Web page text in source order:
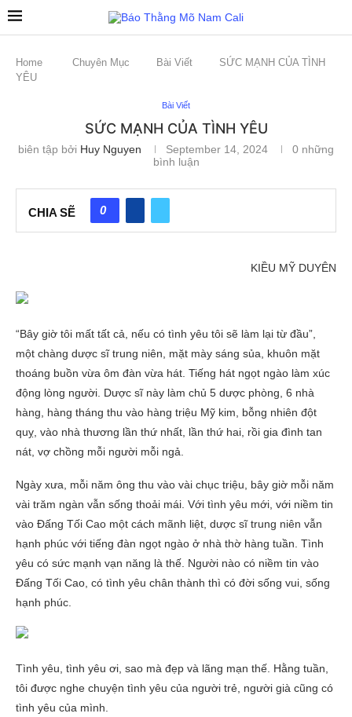
Home Chuyên Mục Bài Viết
SỨC MẠNH CỦA TÌNH
YÊU
Bài Viết
SỨC MẠNH CỦA TÌNH YÊU
biên tập bởi Huy Nguyen September 14, 2024
0 những
bình luận
CHIA SẼ 0
KIỀU MỸ DUYÊN
“Bây giờ tôi mất tất cả, nếu có tình yêu tôi sẽ làm lại từ đầu”,
một chàng dược sĩ trung niên, mặt mày sáng sủa, khuôn mặt
thoáng buồn vừa ôm đàn vừa hát. Tiếng hát ngọt ngào làm xúc
động lòng người. Dược sĩ này làm chủ 5 dược phòng, 6 nhà
hàng, hàng tháng thu vào hàng triệu Mỹ kim, bỗng nhiên đột
quỵ, vào nhà thương lần thứ nhất, lần thứ hai, rồi gia đình tan
nát, vợ chồng mỗi người mỗi ngả.
Ngày xưa, mỗi năm ông thu vào vài chục triệu, bây giờ mỗi năm
vài trăm ngàn vẫn sống thoải mái. Với tình yêu mới, với niềm tin
vào Đấng Tối Cao một cách mãnh liệt, dược sĩ trung niên vẫn
hạnh phúc với tiếng đàn ngọt ngào ở nhà thờ hàng tuần. Tình
yêu có sức mạnh vạn năng là thế. Người nào có niềm tin vào
Đấng Tối Cao, có tình yêu chân thành thì có đời sống vui, sống
hạnh phúc.
Tình yêu, tình yêu ơi, sao mà đẹp và lãng mạn thế. Hằng tuần,
tôi được nghe chuyện tình yêu của người trẻ, người già cũng có
tình yêu của mình.